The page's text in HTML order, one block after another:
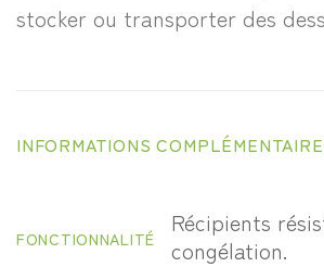
stocker ou transporter des
INFORMATIONS
FONCTIONNALITÉ
Récipients
congélation.